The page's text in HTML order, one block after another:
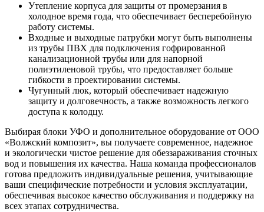
Утепление корпуса для защиты от промерзания в
холодное время года, что обеспечивает бесперебойную
работу системы.
Входные и выходные патрубки могут быть выполнены
из трубы ПВХ для подключения гофрированной
канализационной трубы или для напорной
полиэтиленовой трубы, что предоставляет больше
гибкости в проектировании системы.
Чугунный люк, который обеспечивает надежную
защиту и долговечность, а также возможность легкого
доступа к колодцу.
Выбирая блоки УФО и дополнительное оборудование от ООО
«Волжский композит», вы получаете современное, надежное
и экологически чистое решение для обеззараживания сточных
вод и повышения их качества. Наша команда профессионалов
готова предложить индивидуальные решения, учитывающие
ваши специфические потребности и условия эксплуатации,
обеспечивая высокое качество обслуживания и поддержку на
всех этапах сотрудничества.